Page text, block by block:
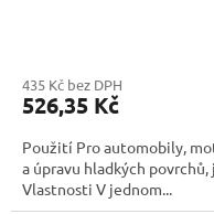
435 Kč bez DPH
526,35 Kč
Použití Pro automobily,
a úpravu hladkých
Vlastnosti V jednom...